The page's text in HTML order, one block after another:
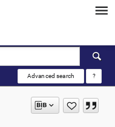
Advanced search ?